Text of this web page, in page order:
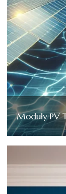
Moduły PV